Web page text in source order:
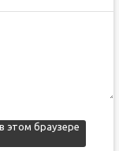
этом браузере